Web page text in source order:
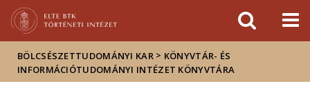
sajtóban
BÖLCSÉSZETTUDOMÁNYI KAR > KÖNYVTÁR- ÉS
INFORMÁCIÓTUDOMÁNYI INTÉZET KÖNYVTÁRA